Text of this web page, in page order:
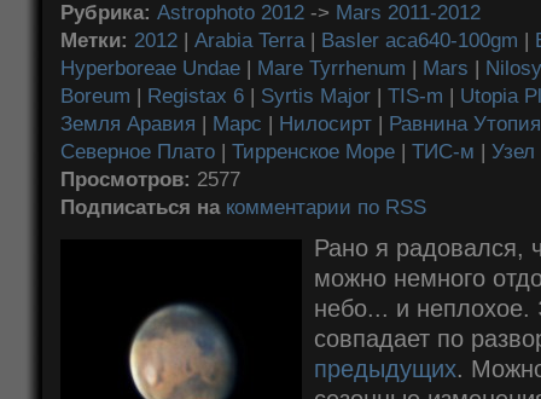
Рубрика: Astrophoto 2012 -> Mars 2011-2012
Метки: 2012 | Arabia Terra| Basler aca640-100gm |
Hyperboreae Undae | Mare Tyrrhenum | Mars |
Boreum | Registax 6 | Syrtis Major | TIS-m | Utopia
Земля Аравия | Марс | Нилосирт | Равнина Утопия
Северное Плато | Тирренское Море | ТИС-м |
Просмотров: 2577
Подписаться на комментарии по RSS
Рано я радовался,
можно немного
небо... и неплохое.
совпадает по
предыдущих.